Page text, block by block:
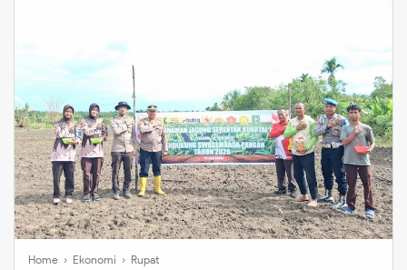
Home › Ekonomi › Rupat